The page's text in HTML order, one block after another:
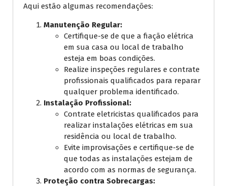
Aqui estão algumas recomendações:
Manutenção Regular:
Certifique-se de que a fiação elétrica
em sua casa ou local de trabalho
esteja em boas condições.
Realize inspeções regulares e contrate
profissionais qualificados para reparar
qualquer problema identificado.
Instalação Profissional:
Contrate eletricistas qualificados para
realizar instalações elétricas em sua
residência ou local de trabalho.
Evite improvisações e certifique-se de
que todas as instalações estejam de
acordo com as normas de segurança.
Proteção contra Sobrecargas: